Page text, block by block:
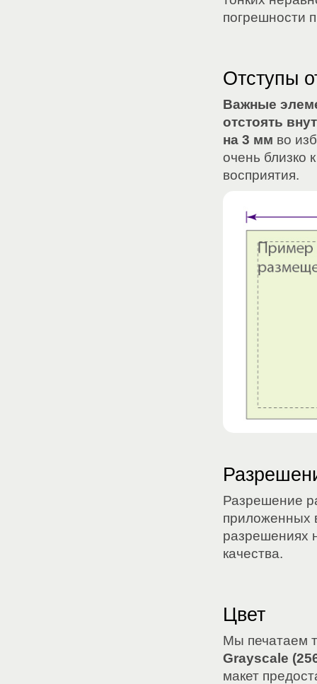
погрешности
Отступы
Важные
отстоять
на 3 мм во
очень близко
восприятия.
Разрешение
приложенных
разрешениях
качества.
Цвет
Мы печатаем
Grayscale
макет